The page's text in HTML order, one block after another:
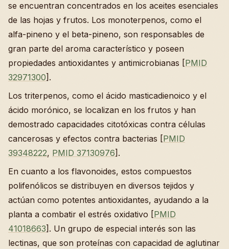
se encuentran concentrados en los aceites esenciales
de las hojas y frutos. Los monoterpenos, como el
alfa-pineno y el beta-pineno, son responsables de
gran parte del aroma característico y poseen
propiedades antioxidantes y antimicrobianas [PMID
32971300].
Los triterpenos, como el ácido masticadienoico y el
ácido morónico, se localizan en los frutos y han
demostrado capacidades citotóxicas contra células
cancerosas y efectos contra bacterias [PMID
39348222, PMID 37130976].
En cuanto a los flavonoides, estos compuestos
polifenólicos se distribuyen en diversos tejidos y
actúan como potentes antioxidantes, ayudando a la
planta a combatir el estrés oxidativo [PMID
41018663]. Un grupo de especial interés son las
lectinas, que son proteínas con capacidad de aglutinar